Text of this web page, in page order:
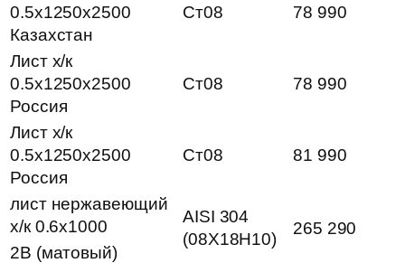
0.5х1250х2500
Казахстан
Ст08 78 990
Лист х/к
0.5х1250х2500
Россия
Ст08 78 990
Лист х/к
0.5х1250х2500
Россия
Ст08 81 990
лист нержавеющий
х/к 0.6х1000
AISI 304
(08Х18Н10)
265 290
2B (матовый)